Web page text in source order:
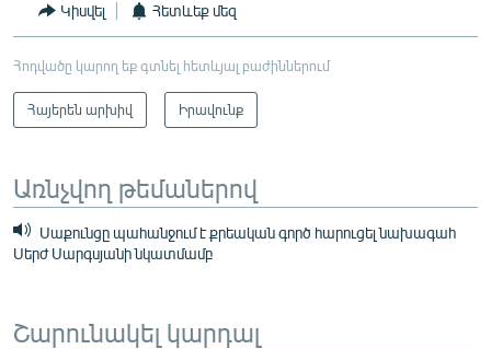
Կիսվել Հետևեք մեզ
Հոդվածը կարող եք գտնել հետևյալ բաժիններում
Հայերեն արխիվ Իրավունք
Առնչվող թեմաներով
Սաքունցը պահանջում է քրեական գործ հարուցել նախագահ
Սերժ Սարգսյանի նկատմամբ
Շարունակել կարդալ